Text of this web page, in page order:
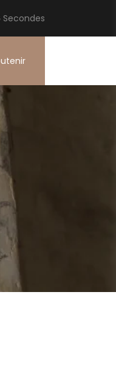
Secondes